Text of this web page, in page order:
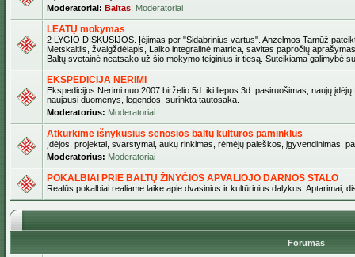
Moderatoriai: Baltas Moderatoriai
LEATŲ mokymas
2 LYGIO DISKUSIJOS. Įėjimas per "Sidabrinius vartus". Anzelmos Tamūž
Metskaitlis, žvaigždėlapis, Laiko integralinė matrica, savitas papročių
Baltų svetainė neatsako už šio mokymo teiginius ir tiesą. Suteikiama galimybė
EKSPEDICIJA NERIMI
Ekspedicijos Nerimi nuo 2007 birželio 5d. iki liepos 3d. pasiruošimas, naujų
naujausi duomenys, legendos, surinkta tautosaka.
Moderatorius: Moderatoriai
Atkurkime išnykusius senosios baltų kultūros paminklus
Įdėjos, projektai, svarstymai, aukų rinkimas, rėmėjų paieškos, įgyvendinimas,
Moderatorius: Moderatoriai
POKALBIAI PRIE BALTŲ ŽINYČIOS APVALIOJO DARNOS STALO
Realūs pokalbiai realiame laike apie dvasinius ir kultūrinius dalykus. Aptarimai,
Forumas